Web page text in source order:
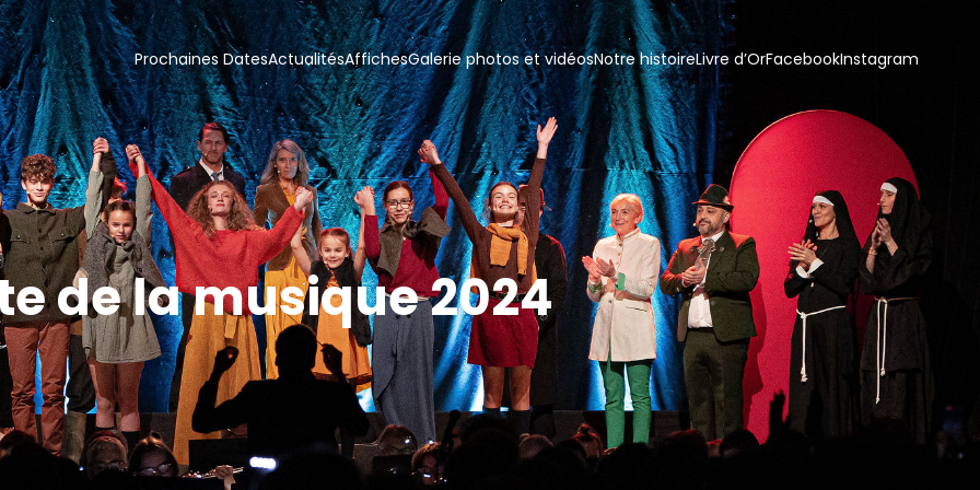
Prochaines DatesActualitésAffichesGalerie photos et vidéosNotre histoireLivre d’OrFacebookInstagram
de la musique 2024